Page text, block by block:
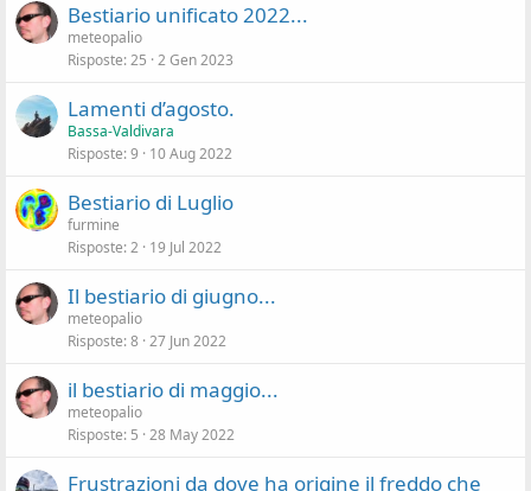
Bestiario unificato 2022...
meteopalio
Risposte 25 2 Gen 2023
Lamenti d’agosto.
Bassa-Valdivara
Risposte 9 10 Aug 2022
Bestiario di Luglio
furmine
Risposte 2 19 Jul 2022
Il bestiario di giugno...
meteopalio
Risposte 8 27 Jun 2022
il bestiario di maggio...
meteopalio
Risposte 5 28 May 2022
Frustrazioni da dove ha origine il freddo che